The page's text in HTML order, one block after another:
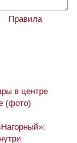
Правила
в центре
(фото)